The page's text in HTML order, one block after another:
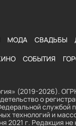
МОДА СВАДЬБЫ
СОБЫТИЯ
(2019-2026). ОГРН
о
службой
технологий и
2021 г. Редакция не